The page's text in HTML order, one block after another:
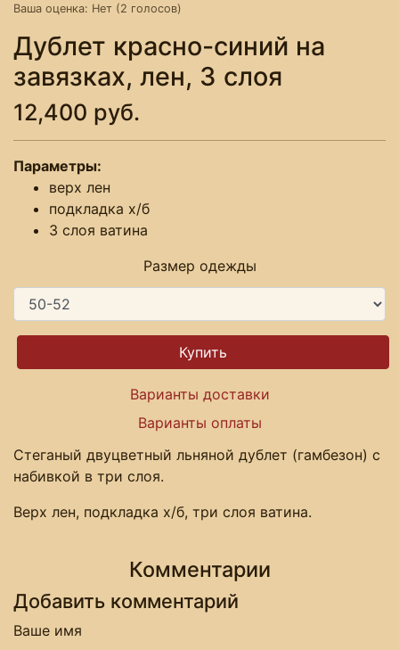
Ваша оценка: Нет (2 голосов)
Дублет красно-синий на
завязках, лен, 3 слоя
12,400 руб.
Параметры:
верх лен
подкладка х/б
3 слоя ватина
Размер одежды
Варианты доставки
Варианты оплаты
Стеганый двуцветный льняной дублет (гамбезон) с
набивкой в три слоя.
Верх лен, подкладка х/б, три слоя ватина.
Комментарии
Добавить комментарий
Ваше имя